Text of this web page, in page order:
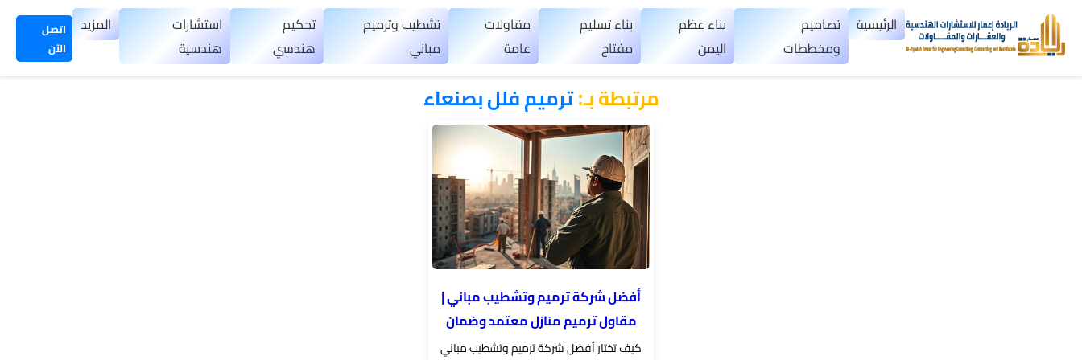
الرئيسية
تصاميم
ومخططات
بناء عظم
اليمن
بناء تسليم
مفتاح
مقاولات
عامة
تشطيب وترميم
مباني
تحكيم
هندسي
استشارات
هندسية
المزيد
اتصل
الآن
×
مرتبطة بـ:ترميم فلل بصنعاء
أفضل شركة ترميم وتشطيب مباني |
مقاول ترميم منازل معتمد وضمان
كيف تختار أفضل شركة ترميم وتشطيب مباني